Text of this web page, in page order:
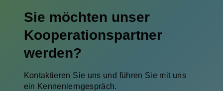
Sie möchten unser
Kooperationspartner
werden?
Kontaktieren Sie uns und führen Sie mit uns
ein Kennenlerngespräch.